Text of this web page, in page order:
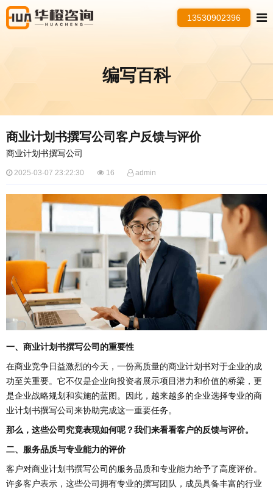
13530902396
编写百科
商业计划书撰写公司客户反馈与评价
商业计划书撰写公司
2025-03-07 23:22:30 16 admin
一、商业计划书撰写公司的重要性
在商业竞争日益激烈的今天，一份高质量的商业计划书对于企业的成
功至关重要。它不仅是企业向投资者展示项目潜力和价值的桥梁，更
是企业战略规划和实施的蓝图。因此，越来越多的企业选择专业的商
业计划书撰写公司来协助完成这一重要任务。
那么，这些公司究竟表现如何呢？我们来看看客户的反馈与评价。
二、服务品质与专业能力的评价
客户对商业计划书撰写公司的服务品质和专业能力给予了高度评价。
许多客户表示，这些公司拥有专业的撰写团队，成员具备丰富的行业